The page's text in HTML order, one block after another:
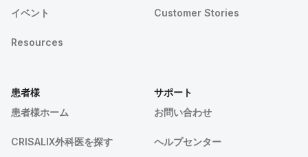
イベント
Resources
Customer Stories
患者様
患者様ホーム
CRISALIX外科医を探す
サポート
お問い合わせ
ヘルプセンター